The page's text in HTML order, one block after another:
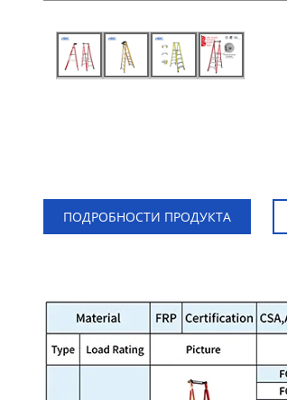
ПОДРОБНОСТИ ПРОДУКТА